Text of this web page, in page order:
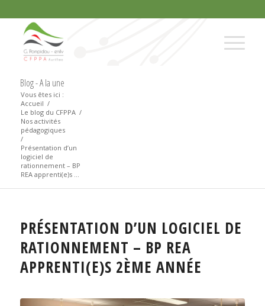
Blog - A la une
Vous êtes ici :
Accueil /
Le blog du CFPPA /
Nos activités
pédagogiques
/
Présentation d’un
logiciel de
rationnement – BP
REA apprenti(e)s ...
PRÉSENTATION D’UN LOGICIEL DE
RATIONNEMENT – BP REA
APPRENTI(E)S 2ÈME ANNÉE